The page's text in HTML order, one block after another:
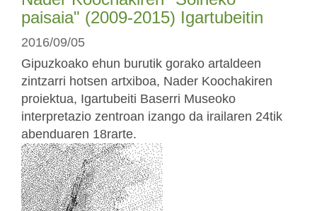
paisaia" (2009-2015) Igartubeitin
2016/09/05
Gipuzkoako ehun burutik gorako artaldeen
zintzarri hotsen artxiboa, Nader Koochakiren
proiektua, Igartubeiti Baserri Museoko
interpretazio zentroan izango da irailaren 24tik
abenduaren 18rarte.